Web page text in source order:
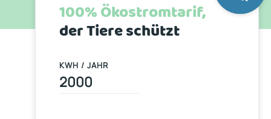
100% Ökostromtarif,
der Tiere schützt
KWH / JAHR